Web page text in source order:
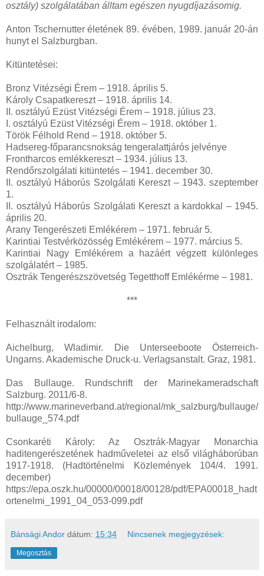
osztály) szolgálatában álltam egészen nyugdíjazásomig.
Anton Tschernutter életének 89. évében, 1989. január 20-án
hunyt el Salzburgban.
Kitüntetései:
Bronz Vitézségi Érem – 1918. április 5.
Károly Csapatkereszt – 1918. április 14.
II. osztályú Ezüst Vitézségi Érem – 1918. július 23.
I. osztályú Ezüst Vitézségi Érem – 1918. október 1.
Török Félhold Rend – 1918. október 5.
Hadsereg-főparancsnokság tengeralattjárós jelvénye
Frontharcos emlékkereszt – 1934. július 13.
Rendőrszolgálati kitüntetés – 1941. december 30.
II. osztályú Háborús Szolgálati Kereszt – 1943. szeptember
1.
II. osztályú Háborús Szolgálati Kereszt a kardokkal – 1945.
április 20.
Arany Tengerészeti Emlékérem – 1971. február 5.
Karintiai Testvérközösség Emlékérem – 1977. március 5.
Karintiai Nagy Emlékérem a hazáért végzett különleges
szolgálatért – 1985.
Osztrák Tengerészszövetség Tegetthoff Emlékérme – 1981.
***
Felhasznált irodalom:
Aichelburg, Wladimir. Die Unterseeboote Österreich-
Ungarns. Akademische Druck-u. Verlagsanstalt. Graz, 1981.
Das Bullauge. Rundschrift der Marinekameradschaft
Salzburg. 2011/6-8.
http://www.marineverband.at/regional/mk_salzburg/bullauge/
bullauge_574.pdf
Csonkaréti Károly: Az Osztrák-Magyar Monarchia
haditengerészetének hadműveletei az első világháborúban
1917-1918. (Hadtörténelmi Közlemények 104/4. 1991.
december)
https://epa.oszk.hu/00000/00018/00128/pdf/EPA00018_hadt
ortenelmi_1991_04_053-099.pdf
Bánsági Andor dátum: 15:34 Nincsenek megjegyzések:
Megosztás